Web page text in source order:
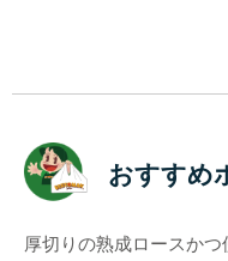
おすすめ
厚切りの熟成ロースかつ